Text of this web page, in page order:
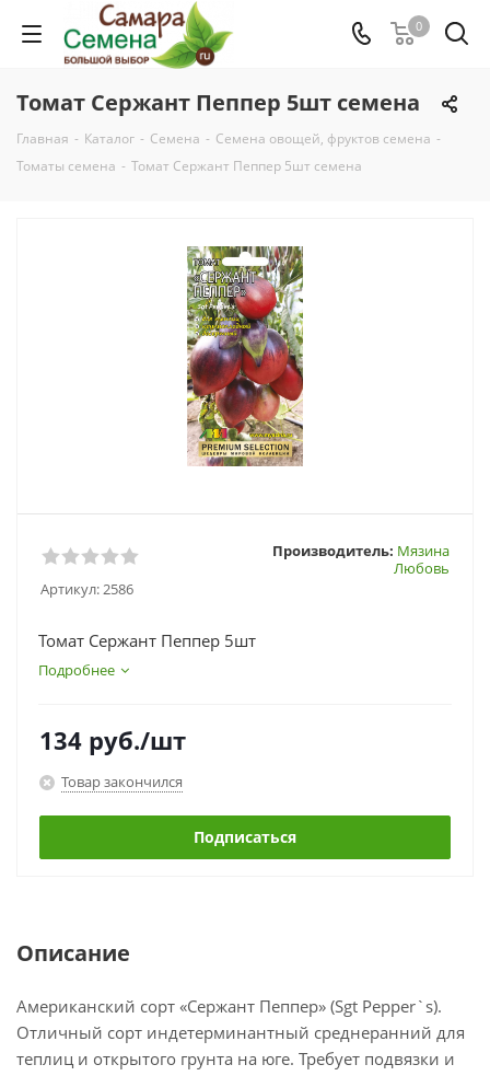
0
Томат Сержант Пеппер 5шт семена
Главная - Каталог - Семена - Семена овощей, фруктов семена -
Томаты семена - Томат Сержант Пеппер 5шт семена
Артикул:2586
Производитель: Мязина
Любовь
Томат Сержант Пеппер 5шт
Подробнее
134 руб./шт
Товар закончился
Подписаться
Описание
Американский сорт «Сержант Пеппер» (Sgt Pepper`s).
Отличный сорт индетерминантный среднеранний для
теплиц и открытого грунта на юге. Требует подвязки и